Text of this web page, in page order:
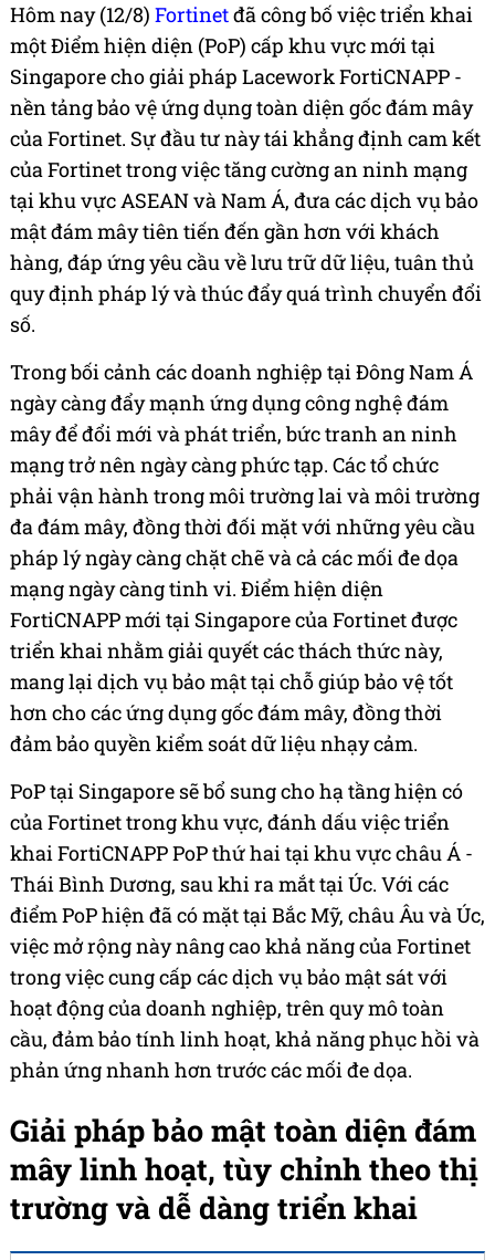
Hôm nay (12/8) Fortinetđã công bố việc triển khai
một Điểm hiện diện (PoP) cấp khu vực mới tại
Singapore cho giải pháp Lacework FortiCNAPP -
nền tảng bảo vệ ứng dụng toàn diện gốc đám mây
của Fortinet. Sự đầu tư này tái khẳng định cam kết
của Fortinet trong việc tăng cường an ninh mạng
tại khu vực ASEAN và Nam Á, đưa các dịch vụ bảo
mật đám mây tiên tiến đến gần hơn với khách
hàng, đáp ứng yêu cầu về lưu trữ dữ liệu, tuân thủ
quy định pháp lý và thúc đẩy quá trình chuyển đổi
số.
Trong bối cảnh các doanh nghiệp tại Đông Nam Á
ngày càng đẩy mạnh ứng dụng công nghệ đám
mây để đổi mới và phát triển, bức tranh an ninh
mạng trở nên ngày càng phức tạp. Các tổ chức
phải vận hành trong môi trường lai và môi trường
đa đám mây, đồng thời đối mặt với những yêu cầu
pháp lý ngày càng chặt chẽ và cả các mối đe dọa
mạng ngày càng tinh vi. Điểm hiện diện
FortiCNAPP mới tại Singapore của Fortinet được
triển khai nhằm giải quyết các thách thức này,
mang lại dịch vụ bảo mật tại chỗ giúp bảo vệ tốt
hơn cho các ứng dụng gốc đám mây, đồng thời
đảm bảo quyền kiểm soát dữ liệu nhạy cảm.
PoP tại Singapore sẽ bổ sung cho hạ tầng hiện có
của Fortinet trong khu vực, đánh dấu việc triển
khai FortiCNAPP PoP thứ hai tại khu vực châu Á -
Thái Bình Dương, sau khi ra mắt tại Úc. Với các
điểm PoP hiện đã có mặt tại Bắc Mỹ, châu Âu và Úc,
việc mở rộng này nâng cao khả năng của Fortinet
trong việc cung cấp các dịch vụ bảo mật sát với
hoạt động của doanh nghiệp, trên quy mô toàn
cầu, đảm bảo tính linh hoạt, khả năng phục hồi và
phản ứng nhanh hơn trước các mối đe dọa.
Giải pháp bảo mật toàn diện đám
mây linh hoạt, tùy chỉnh theo thị
trường và dễ dàng triển khai